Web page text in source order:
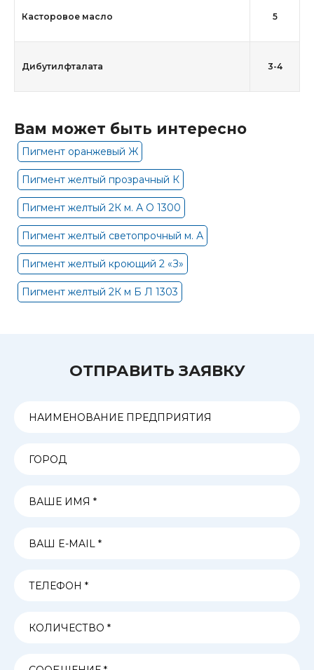
Касторовое масло 5
Дибутилфталата 3-4
Вам может быть интересно
Пигмент оранжевый Ж
Пигмент желтый прозрачный К
Пигмент желтый 2К м. А О 1300
Пигмент желтый светопрочный м. А
Пигмент желтый кроющий 2 «З»
Пигмент желтый 2К м Б Л 1303
ОТПРАВИТЬ ЗАЯВКУ